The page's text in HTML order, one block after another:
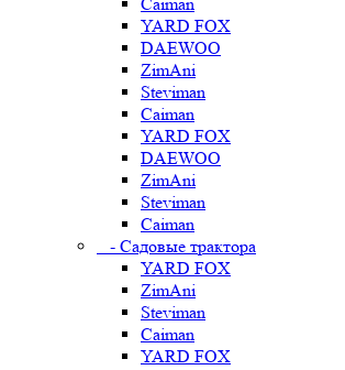
YARD FOX
DAEWOO
ZimAni
Steviman
Caiman
YARD FOX
DAEWOO
ZimAni
Steviman
Caiman
- Садовые трактора
YARD FOX
ZimAni
Steviman
Caiman
YARD FOX